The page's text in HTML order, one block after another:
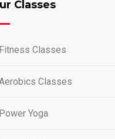
Classes
Fitness Classes
Classes
Power Yoga